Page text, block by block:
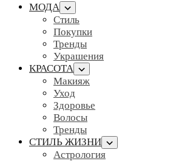
МОДА
Стиль
Покупки
Тренды
Украшения
КРАСОТА
Макияж
Уход
Здоровье
Волосы
Тренды
СТИЛЬ ЖИЗНИ
Астрология